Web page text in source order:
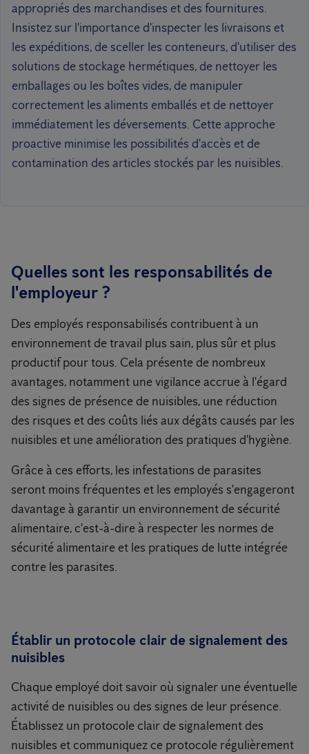
appropriés des marchandises et des fournitures.
Insistez sur l'importance d'inspecter les livraisons et
les expéditions, de sceller les conteneurs, d'utiliser des
solutions de stockage hermétiques, de nettoyer les
emballages ou les boîtes vides, de manipuler
correctement les aliments emballés et de nettoyer
immédiatement les déversements. Cette approche
proactive minimise les possibilités d'accès et de
contamination des articles stockés par les nuisibles.
Quelles sont les responsabilités de
l'employeur ?
Des employés responsabilisés contribuent à un
environnement de travail plus sain, plus sûr et plus
productif pour tous. Cela présente de nombreux
avantages, notamment une vigilance accrue à l'égard
des signes de présence de nuisibles, une réduction
des risques et des coûts liés aux dégâts causés par les
nuisibles et une amélioration des pratiques d'hygiène.
Grâce à ces efforts, les infestations de parasites
seront moins fréquentes et les employés s'engageront
davantage à garantir un environnement de sécurité
alimentaire, c'est-à-dire à respecter les normes de
sécurité alimentaire et les pratiques de lutte intégrée
contre les parasites.
Établir un protocole clair de signalement des
nuisibles
Chaque employé doit savoir où signaler une éventuelle
activité de nuisibles ou des signes de leur présence.
Établissez un protocole clair de signalement des
nuisibles et communiquez ce protocole régulièrement